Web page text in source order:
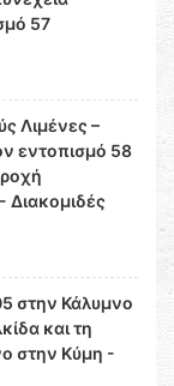
57
Λιμένες –
εντοπισμό 58
στην Κάλυμνο
και τη
στην Κύμη -